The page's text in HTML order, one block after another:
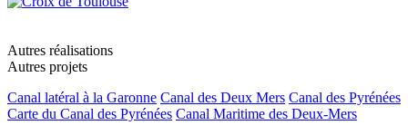
Autres réalisations
Autres projets
Canal latéral à la Garonne Canal des Deux Mers Canal des Pyrénées
Carte du Canal des Pyrénées Canal Maritime des Deux-Mers